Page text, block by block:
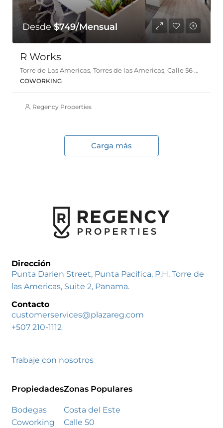
Desde$749/Mensual
R Works
Torre de Las Americas, Torres de las Americas, Calle 56 D Este, Panamá
COWORKING
Regency Properties
Carga más
Dirección
Punta Darien Street, Punta Pacifica, P.H. Torre de
las Americas, Suite 2, Panama.
Contacto
customerservices@plazareg.com
+507 210-1112
Trabaje con nosotros
Propiedades
Bodegas
Coworking
Zonas Populares
Costa del Este
Calle 50